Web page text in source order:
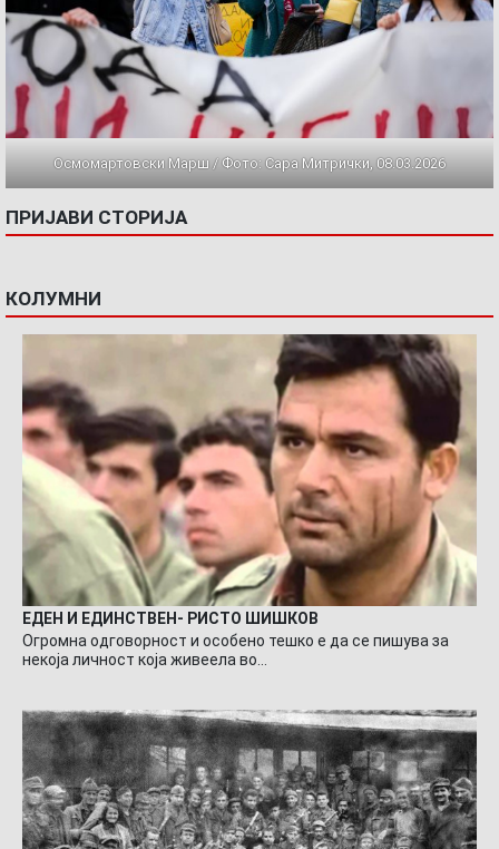
Осмомартовски Марш / Фото: Сара Митрички, 08.03.2026
ПРИЈАВИ СТОРИЈА
КОЛУМНИ
ЕДЕН И ЕДИНСТВЕН- РИСТО ШИШКОВ
Огромна одговорност и особено тешко е да се пишува за
некоја личност која живеела во…